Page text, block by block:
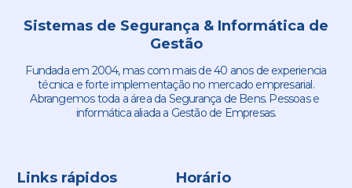
Sistemas de Segurança & Informática de
Gestão
Fundada em 2004, mas com mais de 40 anos de experiencia
técnica e forte implementação no mercado empresarial.
Abrangemos toda a área da Segurança de Bens. Pessoas e
informática aliada a Gestão de Empresas.
Links rápidos Horário